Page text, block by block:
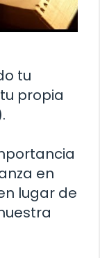
tu
propia
en
lugar de